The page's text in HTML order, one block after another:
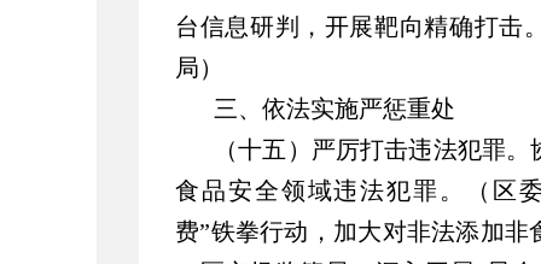
台信息研判，开展靶向精确打击
局）
三、依法实施严惩重处
（十五）严厉打击违法犯罪
食品安全领域违法犯罪。（区
费”铁拳行动，加大对非法添加